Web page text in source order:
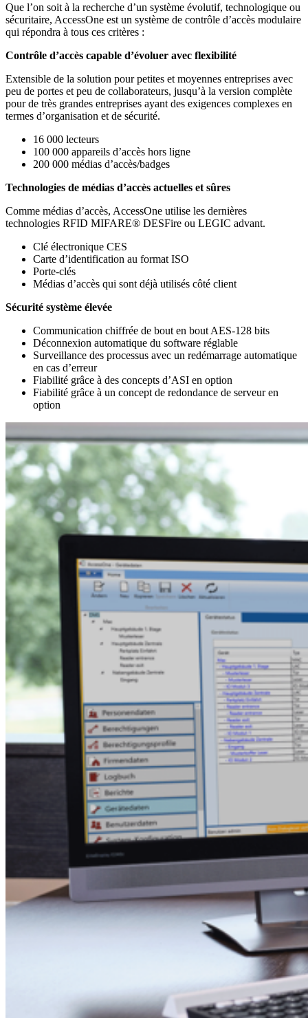
Que l’on soit à la recherche d’un système évolutif, technologique ou
sécuritaire, AccessOne est un système de contrôle d’accès modulaire
qui répondra à tous ces critères :
Contrôle d’accès capable d’évoluer avec flexibilité
Extensible de la solution pour petites et moyennes entreprises avec
peu de portes et peu de collaborateurs, jusqu’à la version complète
pour de très grandes entreprises ayant des exigences complexes en
termes d’organisation et de sécurité.
16 000 lecteurs
100 000 appareils d’accès hors ligne
200 000 médias d’accès/badges
Technologies de médias d’accès actuelles et sûres
Comme médias d’accès, AccessOne utilise les dernières
technologies RFID MIFARE® DESFire ou LEGIC advant.
Clé électronique CES
Carte d’identification au format ISO
Porte-clés
Médias d’accès qui sont déjà utilisés côté client
Sécurité système élevée
Communication chiffrée de bout en bout AES-128 bits
Déconnexion automatique du software réglable
Surveillance des processus avec un redémarrage automatique
en cas d’erreur
Fiabilité grâce à des concepts d’ASI en option
Fiabilité grâce à un concept de redondance de serveur en
option